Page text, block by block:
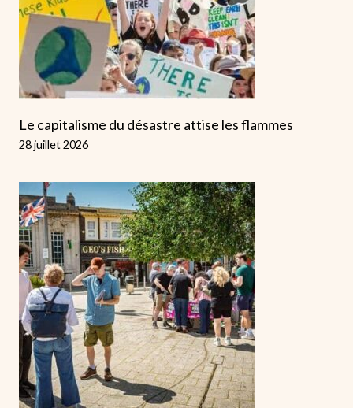
Le capitalisme du désastre attise les flammes
28 juillet 2026